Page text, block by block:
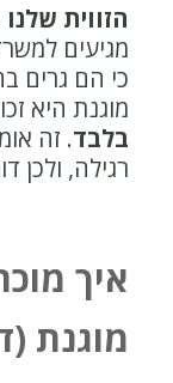
הזווית
מגיעים
מוגנת היא
בלבד. זה
רגילה, ולכן
איך
מוגנת